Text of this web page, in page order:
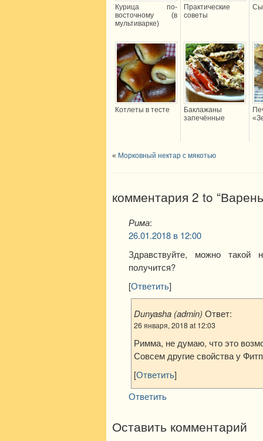
Курица по-
восточному (в
мультиварке)
Практические
советы
Котлеты в тесте
Баклажаны
запечённые
« Морковный нектар с мякотью
комментария 2 to
Рима:
26.01.2018 в 12:00
Здравствуйте, можно такой
получится?
[Ответить]
Dunyasha (admin) Ответ:
26 января, 2018 at 12:03
Римма, не думаю, что это
Совсем другие свойства у
[Ответить]
Ответить
Оставить комментарий